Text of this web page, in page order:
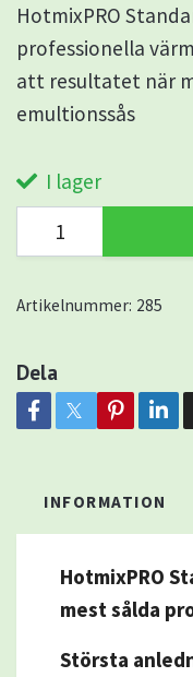
HotmixPRO
professionella
att resultatet när
emultionssås
I lager
Artikelnummer: 285
Dela
INFORMATION
HotmixPRO
mest sålda
Största